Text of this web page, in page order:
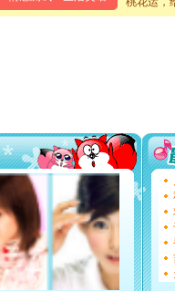
送你一棵
[圣诞节]
[元旦]看
断电。
你是我
[元旦]
如
起；二
离。水
[元旦]
当
泣，这
卖了。
[春节] 风